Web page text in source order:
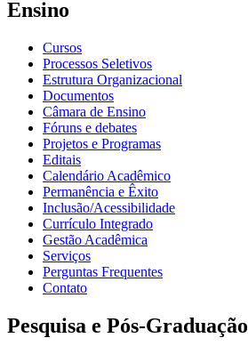
Ensino
Cursos
Processos Seletivos
Estrutura Organizacional
Documentos
Câmara de Ensino
Fóruns e debates
Projetos e Programas
Editais
Calendário Acadêmico
Permanência e Êxito
Inclusão/Acessibilidade
Currículo Integrado
Gestão Acadêmica
Serviços
Perguntas Frequentes
Contato
Pesquisa e Pós-Graduação